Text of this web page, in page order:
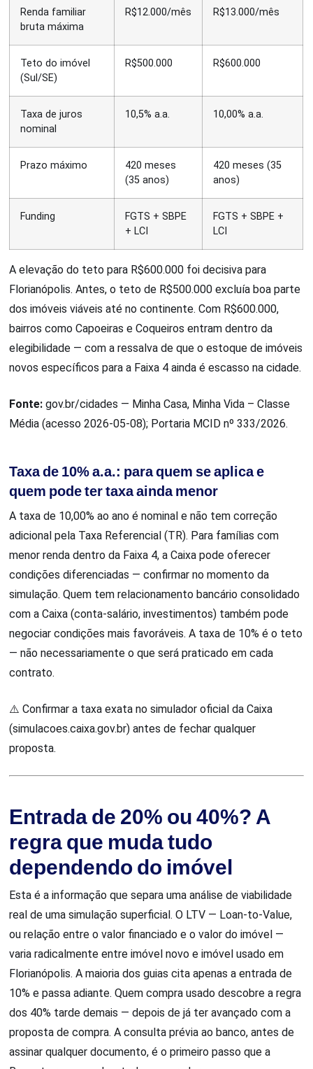
Renda familiar
bruta máxima
R$12.000/mês R$13.000/mês
Teto do imóvel
(Sul/SE)
R$500.000 R$600.000
Taxa de juros
nominal
10,5% a.a. 10,00% a.a.
Prazo máximo
420 meses
(35 anos)
420 meses (35
anos)
Funding
FGTS + SBPE
+ LCI
FGTS + SBPE +
LCI
A elevação do teto para R$600.000 foi decisiva para
Florianópolis. Antes, o teto de R$500.000 excluía boa parte
dos imóveis viáveis até no continente. Com R$600.000,
bairros como Capoeiras e Coqueiros entram dentro da
elegibilidade — com a ressalva de que o estoque de imóveis
novos específicos para a Faixa 4 ainda é escasso na cidade.
Fonte: gov.br/cidades — Minha Casa, Minha Vida – Classe
Média (acesso 2026-05-08); Portaria MCID nº 333/2026.
Taxa de 10% a.a.: para quem se aplica e
quem pode ter taxa ainda menor
A taxa de 10,00% ao ano é nominal e não tem correção
adicional pela Taxa Referencial (TR). Para famílias com
menor renda dentro da Faixa 4, a Caixa pode oferecer
condições diferenciadas — confirmar no momento da
simulação. Quem tem relacionamento bancário consolidado
com a Caixa (conta-salário, investimentos) também pode
negociar condições mais favoráveis. A taxa de 10% é o teto
— não necessariamente o que será praticado em cada
contrato.
⚠️ Confirmar a taxa exata no simulador oficial da Caixa
(simulacoes.caixa.gov.br) antes de fechar qualquer
proposta.
Entrada de 20% ou 40%? A
regra que muda tudo
dependendo do imóvel
Esta é a informação que separa uma análise de viabilidade
real de uma simulação superficial. O LTV — Loan-to-Value,
ou relação entre o valor financiado e o valor do imóvel —
varia radicalmente entre imóvel novo e imóvel usado em
Florianópolis. A maioria dos guias cita apenas a entrada de
10% e passa adiante. Quem compra usado descobre a regra
dos 40% tarde demais — depois de já ter avançado com a
proposta de compra. A consulta prévia ao banco, antes de
assinar qualquer documento, é o primeiro passo que a